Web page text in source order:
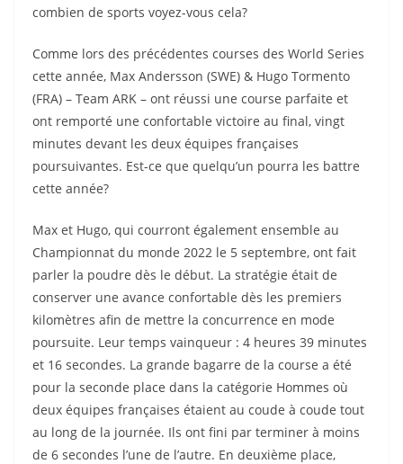
combien de sports voyez-vous cela?
Comme lors des précédentes courses des World Series
cette année, Max Andersson (SWE) & Hugo Tormento
(FRA) – Team ARK – ont réussi une course parfaite et
ont remporté une confortable victoire au final, vingt
minutes devant les deux équipes françaises
poursuivantes. Est-ce que quelqu’un pourra les battre
cette année?
Max et Hugo, qui courront également ensemble au
Championnat du monde 2022 le 5 septembre, ont fait
parler la poudre dès le début. La stratégie était de
conserver une avance confortable dès les premiers
kilomètres afin de mettre la concurrence en mode
poursuite. Leur temps vainqueur : 4 heures 39 minutes
et 16 secondes. La grande bagarre de la course a été
pour la seconde place dans la catégorie Hommes où
deux équipes françaises étaient au coude à coude tout
au long de la journée. Ils ont fini par terminer à moins
de 6 secondes l’une de l’autre. En deuxième place,